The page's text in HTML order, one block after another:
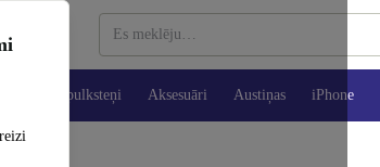
Viedpulksteņi Aksesuāri Austiņas iPhone